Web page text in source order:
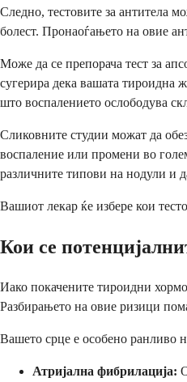
Следно, тестовите за антитела
болест. Пронаоѓањето на овие
Може да се препорача тест за
сугерира дека вашата тироидна
што воспалението ослободува
Сликовните студии можат да
воспаление или промени во
различните типови на нодули и
Вашиот лекар ќе избере кои
Кои се
Иако покачените тироидни
Разбирањето на овие ризици
Вашето срце е особено ранливо
Атријална фибрилација: